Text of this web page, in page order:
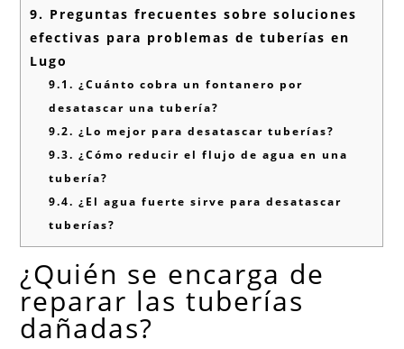
9. Preguntas frecuentes sobre soluciones
efectivas para problemas de tuberías en
Lugo
9.1. ¿Cuánto cobra un fontanero por
desatascar una tubería?
9.2. ¿Lo mejor para desatascar tuberías?
9.3. ¿Cómo reducir el flujo de agua en una
tubería?
9.4. ¿El agua fuerte sirve para desatascar
tuberías?
¿Quién se encarga de
reparar las tuberías
dañadas?